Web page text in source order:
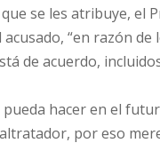
se les atribuye, el
“en razón
de acuerdo,
hacer en el
por eso